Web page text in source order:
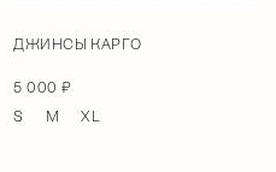
ДЖИНСЫ КАРГО
5 000 ₽
S
M XL